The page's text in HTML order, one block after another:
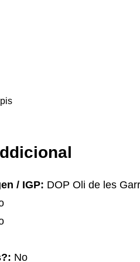
/ IGP: DOP Oli de les
No